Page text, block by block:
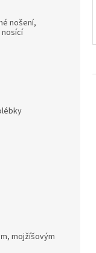
nošení,
mojžíšovým